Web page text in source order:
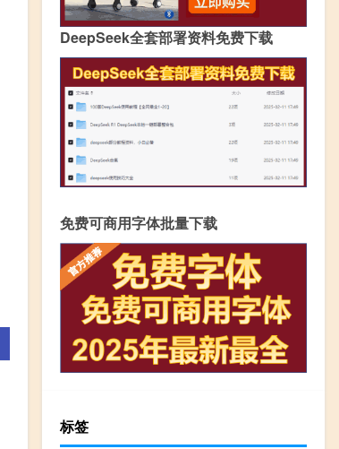
DeepSeek全套部署资料免费下载
免费可商用字体批量下载
标签